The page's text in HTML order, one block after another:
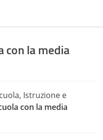
con la media
Istruzione e
con la media